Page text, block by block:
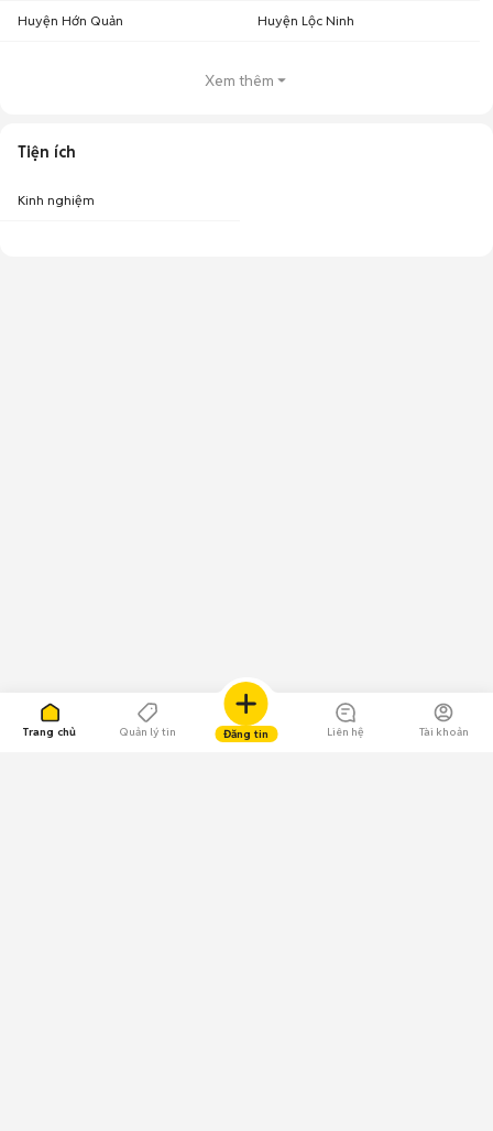
Trang chủ Quản lý tin Đăng tin Liên hệ Tài khoản
Huyện Hớn Quản Huyện Lộc Ninh
Xem thêm
Tiện ích
Kinh nghiệm